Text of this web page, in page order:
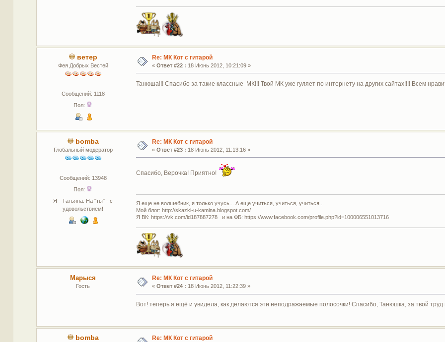
ветер
Фея Добрых Вестей
Сообщений: 1118
Пол:
Re: МК Кот с гитарой
« Ответ #22 : 18 Июнь 2012, 10:21:09 »
Танюша!!! Спасибо за такие классные МК!!! Твой МК уже гуляет по интернету на других сайтах!!!! Всем
bomba
Глобальный модератор
Сообщений: 13948
Пол:
Я - Татьяна. На "ты" - с
удовольствием!
Re: МК Кот с гитарой
« Ответ #23 : 18 Июнь 2012, 11:13:16 »
Спасибо, Верочка! Приятно!
Я еще не волшебник, я только учусь... А еще учиться, учиться, учиться...
Мой блог: http://skazki-u-kamina.blogspot.com/
Я ВК: https://vk.com/id187887278 и на ФБ: https://www.facebook.com/profile.php?id=100006551013716
Марыся
Гость
Re: МК Кот с гитарой
« Ответ #24 : 18 Июнь 2012, 11:22:39 »
Вот! теперь я ещё и увидела, как делаются эти неподражаемые полосочки! Спасибо, Танюшка, за твой труд
bomba Re: МК Кот с гитарой